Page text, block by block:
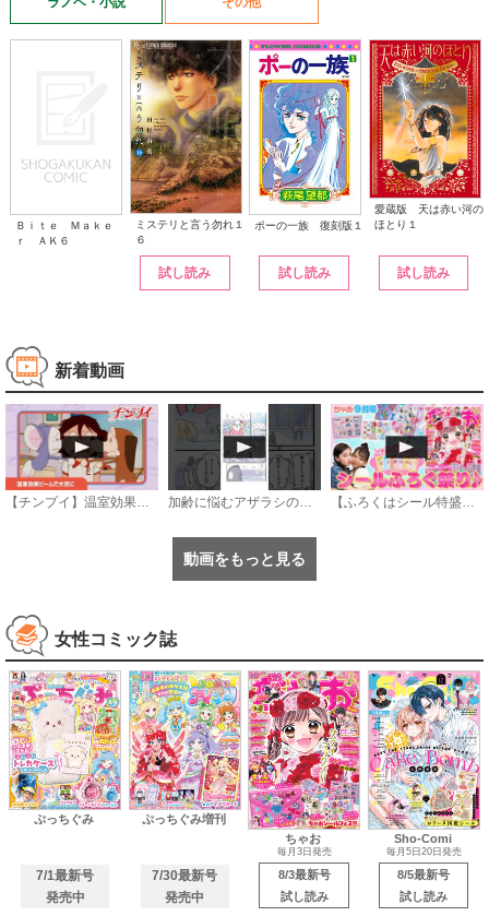
Ｂｉｔｅ Ｍａｋｅ
ｒ ＡＫ６
ミステリと言う勿れ１
６
試し読み
ポーの一族 復刻版１
試し読み
愛蔵版 天は赤い河の
ほとり１
試し読み
新着動画
加齢に悩むアザラシの話 #のざらしちゃん #漫画 #サンデーうぇぶり
動画をもっと見る
女性コミック誌
ぷっちぐみ
7/1最新号
発売中
ぷっちぐみ増刊
7/30最新号
発売中
ちゃお
毎月3日発売
8/3最新号
試し読み
Sho-Comi
毎月5日20日発売
8/5最新号
試し読み